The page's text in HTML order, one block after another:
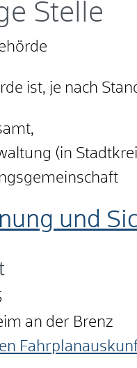
Stelle
ist, je nach
(in
und
an der Brenz